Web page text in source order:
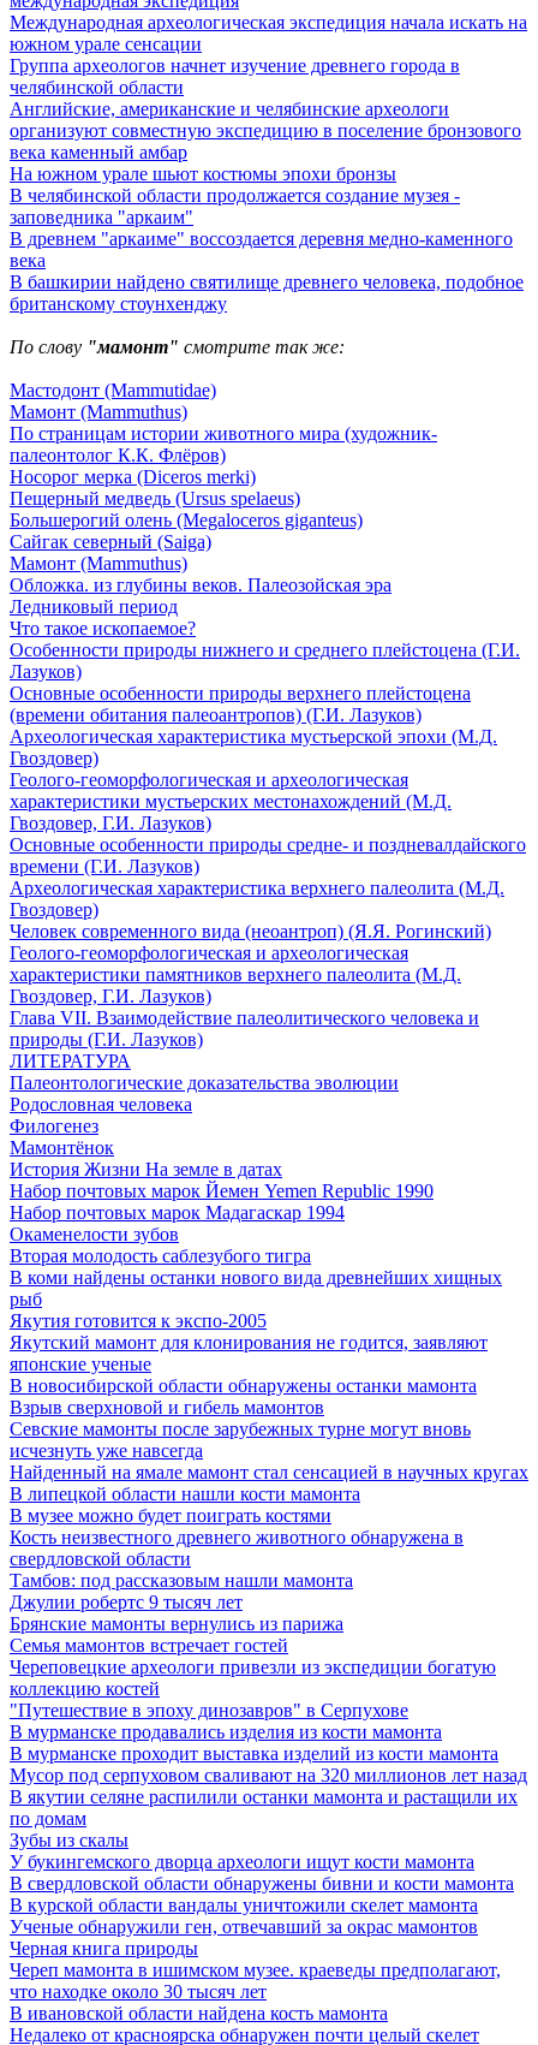
Международная археологическая экспедиция начала искать на
южном урале сенсации
Группа археологов начнет изучение древнего города в
челябинской области
Английские, американские и челябинские археологи
организуют совместную экспедицию в поселение бронзового
века каменный амбар
На южном урале шьют костюмы эпохи бронзы
В челябинской области продолжается создание музея -
заповедника "аркаим"
В древнем "аркаиме" воссоздается деревня медно-каменного
века
В башкирии найдено святилище древнего человека, подобное
британскому стоунхенджу
По слову "мамонт" смотрите так же:
Мастодонт (Mammutidae)
Мамонт (Mammuthus)
По страницам истории животного мира (художник-
палеонтолог К.К. Флёров)
Носорог мерка (Diceros merki)
Пещерный медведь (Ursus spelaeus)
Большерогий олень (Megaloceros giganteus)
Сайгак северный (Saiga)
Мамонт (Mammuthus)
Обложка. из глубины веков. Палеозойская эра
Ледниковый период
Что такое ископаемое?
Особенности природы нижнего и среднего плейстоцена (Г.И.
Лазуков)
Основные особенности природы верхнего плейстоцена
(времени обитания палеоантропов) (Г.И. Лазуков)
Археологическая характеристика мустьерской эпохи (М.Д.
Гвоздовер)
Геолого-геоморфологическая и археологическая
характеристики мустьерских местонахождений (М.Д.
Гвоздовер, Г.И. Лазуков)
Основные особенности природы средне- и поздневалдайского
времени (Г.И. Лазуков)
Археологическая характеристика верхнего палеолита (М.Д.
Гвоздовер)
Человек современного вида (неоантроп) (Я.Я. Рогинский)
Геолого-геоморфологическая и археологическая
характеристики памятников верхнего палеолита (М.Д.
Гвоздовер, Г.И. Лазуков)
Глава VII. Взаимодействие палеолитического человека и
природы (Г.И. Лазуков)
ЛИТЕРАТУРА
Палеонтологические доказательства эволюции
Родословная человека
Филогенез
Мамонтёнок
История Жизни На земле в датах
Набор почтовых марок Йемен Yemen Republic 1990
Набор почтовых марок Мадагаскар 1994
Окаменелости зубов
Вторая молодость саблезубого тигра
В коми найдены останки нового вида древнейших хищных
рыб
Якутия готовится к экспо-2005
Якутский мамонт для клонирования не годится, заявляют
японские ученые
В новосибирской области обнаружены останки мамонта
Взрыв сверхновой и гибель мамонтов
Севские мамонты после зарубежных турне могут вновь
исчезнуть уже навсегда
Найденный на ямале мамонт стал сенсацией в научных кругах
В липецкой области нашли кости мамонта
В музее можно будет поиграть костями
Кость неизвестного древнего животного обнаружена в
свердловской области
Тамбов: под рассказовым нашли мамонта
Джулии робертс 9 тысяч лет
Брянские мамонты вернулись из парижа
Семья мамонтов встречает гостей
Череповецкие археологи привезли из экспедиции богатую
коллекцию костей
"Путешествие в эпоху динозавров" в Серпухове
В мурманске продавались изделия из кости мамонта
В мурманске проходит выставка изделий из кости мамонта
Мусор под cерпуховом сваливают на 320 миллионов лет назад
В якутии селяне распилили останки мамонта и растащили их
по домам
Зубы из скалы
У букингемского дворца археологи ищут кости мамонта
В свердловской области обнаружены бивни и кости мамонта
В курской области вандалы уничтожили скелет мамонта
Ученые обнаружили ген, отвечавший за окрас мамонтов
Черная книга природы
Череп мамонта в ишимском музее. краеведы предполагают,
что находке около 30 тысяч лет
В ивановской области найдена кость мамонта
Недалеко от красноярска обнаружен почти целый скелет